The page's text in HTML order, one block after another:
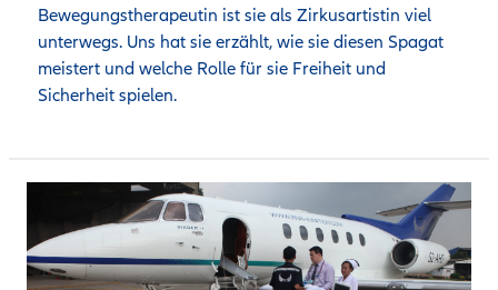
Bewegungstherapeutin ist sie als Zirkusartistin viel
unterwegs. Uns hat sie erzählt, wie sie diesen Spagat
meistert und welche Rolle für sie Freiheit und
Sicherheit spielen.